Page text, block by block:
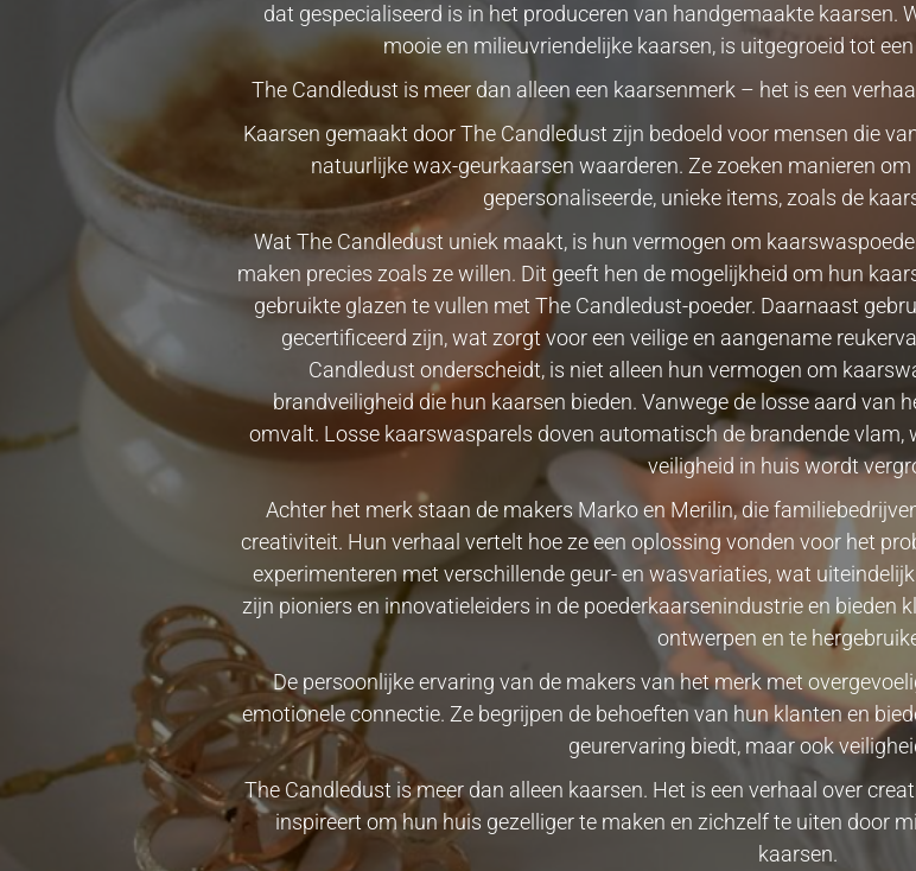
dat gespecialiseerd is in het produceren van handgemaakte kaarsen.
mooie en milieuvriendelijke kaarsen, is uitgegroeid tot
The Candledust is meer dan alleen een kaarsenmerk – het is een
Kaarsen gemaakt door The Candledust zijn bedoeld voor mensen die
natuurlijke wax-geurkaarsen waarderen. Ze zoeken manieren
gepersonaliseerde, unieke items, zoals de
Wat The Candledust uniek maakt, is hun vermogen om
maken precies zoals ze willen. Dit geeft hen de mogelijkheid om hun
gebruikte glazen te vullen met The Candledust-poeder. Daarnaast
gecertificeerd zijn, wat zorgt voor een veilige en aangename
Candledust onderscheidt, is niet alleen hun vermogen om
brandveiligheid die hun kaarsen bieden. Vanwege de losse aard van
omvalt. Losse kaarswasparels doven automatisch de brandende
veiligheid in huis wordt
Achter het merk staan ​​de makers Marko en Merilin, die
creativiteit. Hun verhaal vertelt hoe ze een oplossing vonden voor het
experimenteren met verschillende geur- en wasvariaties, wat
zijn pioniers en innovatieleiders in de poederkaarsenindustrie en bieden
ontwerpen en te
De persoonlijke ervaring van de makers van het merk met
emotionele connectie. Ze begrijpen de behoeften van hun klanten en
geurervaring biedt, maar ook
The Candledust is meer dan alleen kaarsen. Het is een verhaal over
inspireert om hun huis gezelliger te maken en zichzelf te uiten door
kaarsen.